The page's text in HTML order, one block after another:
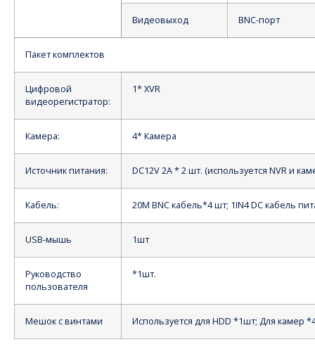
Видеовыход BNC-порт
Пакет комплектов
Цифровой
видеорегистратор:
1* XVR
Камера: 4* Камера
Источник питания: DC12V 2A * 2 шт. (используется NVR и
Кабель: 20M BNC кабель*4 шт; 1IN4 DC кабель
USB-мышь 1шт
Руководство
пользователя
*1шт.
Мешок с винтами Используется для HDD *1шт; Для камер